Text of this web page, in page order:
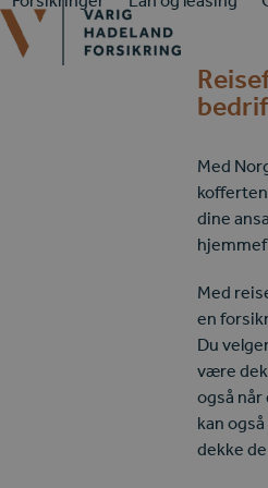
Skip
to
content
Med
dine
Med
en
Du
være
også
kan
dekke